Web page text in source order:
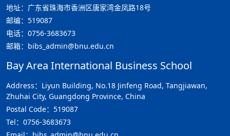
地址：广东省珠海市香洲区唐家湾金凤路18号
邮编：519087
电话：0756-3683673
邮箱：bibs_admin@bnu.edu.cn
Bay Area International Business School
Address：Liyun Building, No.18 Jinfeng Road, Tangjiawan,
Zhuhai City, Guangdong Province, China
Postal Code：519087
Tel：0756-3683673